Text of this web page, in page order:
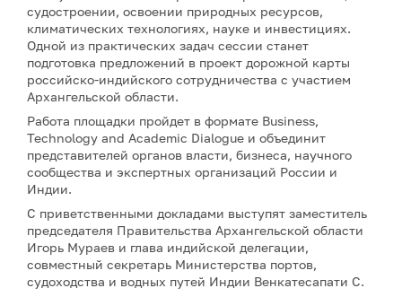
судостроении, освоении природных ресурсов,
климатических технологиях, науке и инвестициях.
Одной из практических задач сессии станет
подготовка предложений в проект дорожной карты
российско-индийского сотрудничества с участием
Архангельской области.
Работа площадки пройдет в формате Business,
Technology and Academic Dialogue и объединит
представителей органов власти, бизнеса, научного
сообщества и экспертных организаций России и
Индии.
С приветственными докладами выступят заместитель
председателя Правительства Архангельской области
Игорь Мураев и глава индийской делегации,
совместный секретарь Министерства портов,
судоходства и водных путей Индии Венкатесапати С.